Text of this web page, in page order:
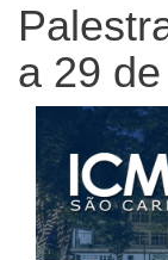
a 29